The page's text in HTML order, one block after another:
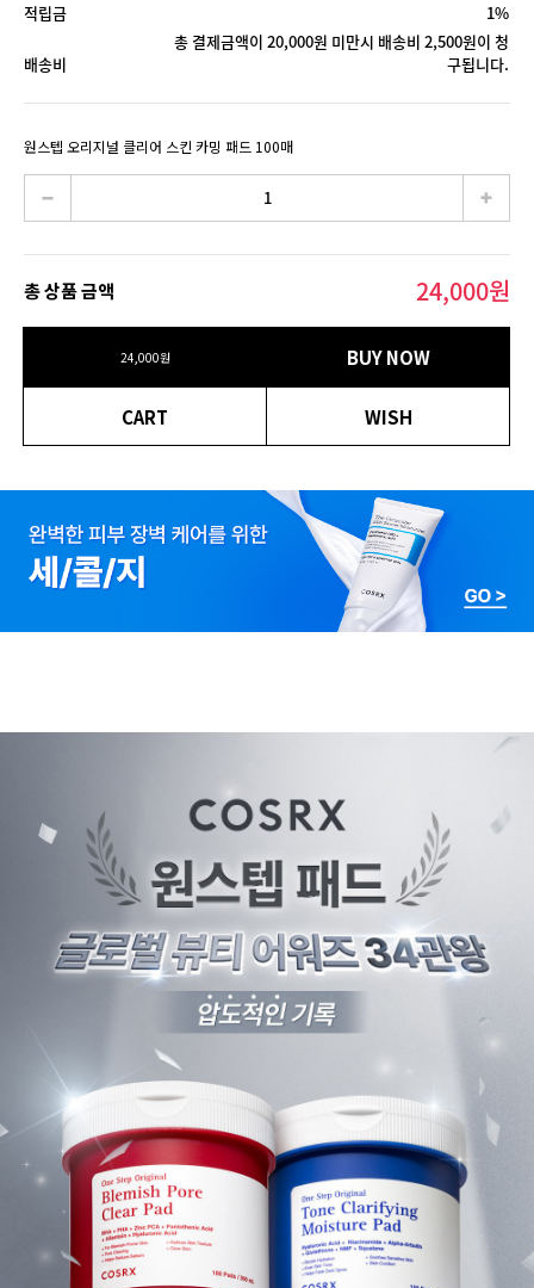
적립금 1%
배송비
총 결제금액이 20,000원 미만시 배송비 2,500원이 청
구됩니다.
원스텝 오리지널 클리어 스킨 카밍 패드 100매
총 상품 금액 24,000원
24,000원 BUY NOW
CART WISH